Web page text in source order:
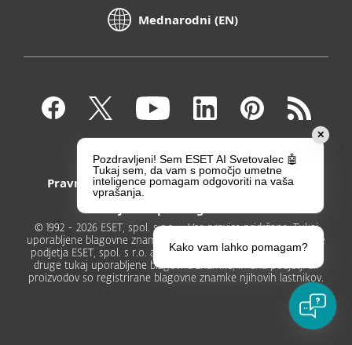
Mednarodni (EN)
Kontakt
Zasebnost
Pravni poduk
Prijavite ranljivosti
© 1992 - 2026 ESET, spol. s r.o. - Vse pravice pridržane. Tukaj
uporabljene blagovne znamke so registrirane blagovne znamke
podjetja ESET, spol. s r.o. ali podjetja ESET North America. Vse
druge tukaj uporabljene blagovne znamke, imena podjetji ali
proizvodov so registrirane blagovne znamke njihovih lastnikov.
✕
Pozdravljeni! Sem ESET AI Svetovalec 🤖
Tukaj sem, da vam s pomočjo umetne
inteligence pomagam odgovoriti na vaša
vprašanja.
Kako vam lahko pomagam?